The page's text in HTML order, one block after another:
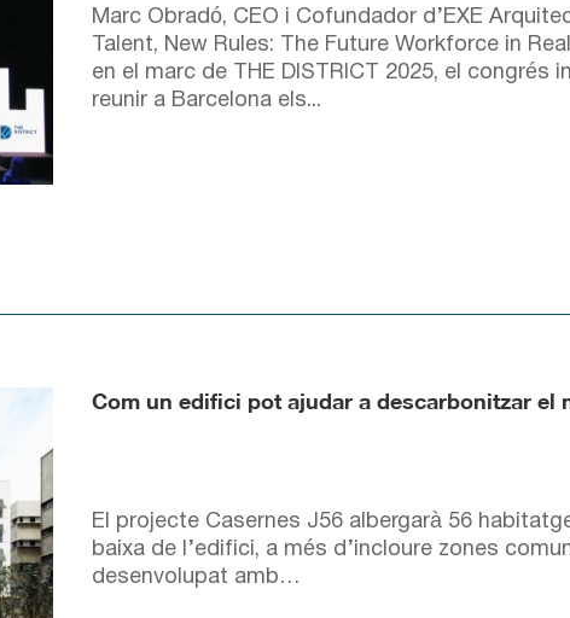
Marc Obradó, CEO i Cofundador d’EXE
Talent, New Rules: The Future Workforce in
en el marc de THE DISTRICT 2025, el congrés
reunir a Barcelona els...
Com un edifici pot ajudar a descarbonitzar el
El projecte Casernes J56 albergarà 56
baixa de l’edifici, a més d’incloure zones
desenvolupat amb…